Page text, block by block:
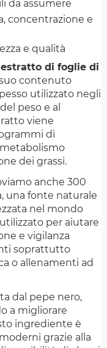
da assumere
concentrazione e
e qualità
di foglie di
contenuto
utilizzato negli
peso e al
viene
di
dei grassi.
anche 300
una fonte naturale
nel mondo
per aiutare
e vigilanza
soprattutto
o allenamenti ad
dal pepe nero,
a migliorare
ingrediente è
grazie alla